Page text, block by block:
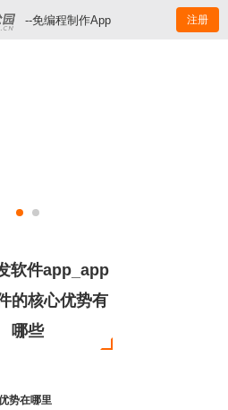
--免编程制作App 注册
软件app_app
的核心优势有
哪些
势在哪里